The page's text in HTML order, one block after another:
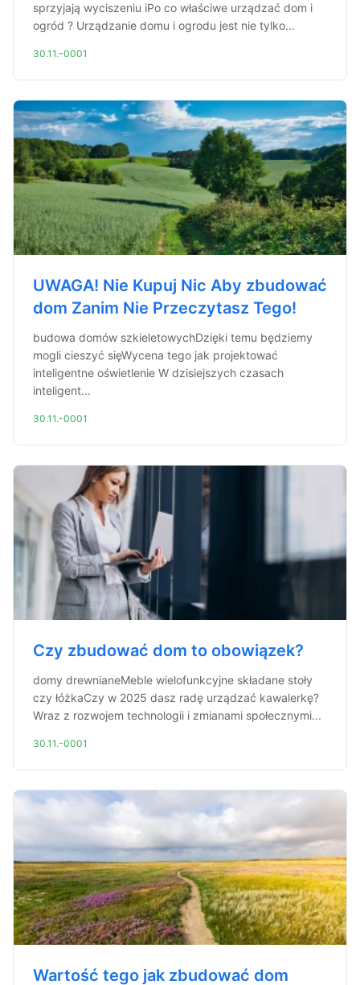
sprzyjają wyciszeniu iPo co właściwe urządzać dom i
ogród ? Urządzanie domu i ogrodu jest nie tylko...
30.11.-0001
UWAGA! Nie Kupuj Nic Aby zbudować
dom Zanim Nie Przeczytasz Tego!
budowa domów szkieletowychDzięki temu będziemy
mogli cieszyć sięWycena tego jak projektować
inteligentne oświetlenie W dzisiejszych czasach
inteligent...
30.11.-0001
Czy zbudować dom to obowiązek?
domy drewnianeMeble wielofunkcyjne składane stoły
czy łóżkaCzy w 2025 dasz radę urządzać kawalerkę?
Wraz z rozwojem technologii i zmianami społecznymi...
30.11.-0001
Wartość tego jak zbudować dom